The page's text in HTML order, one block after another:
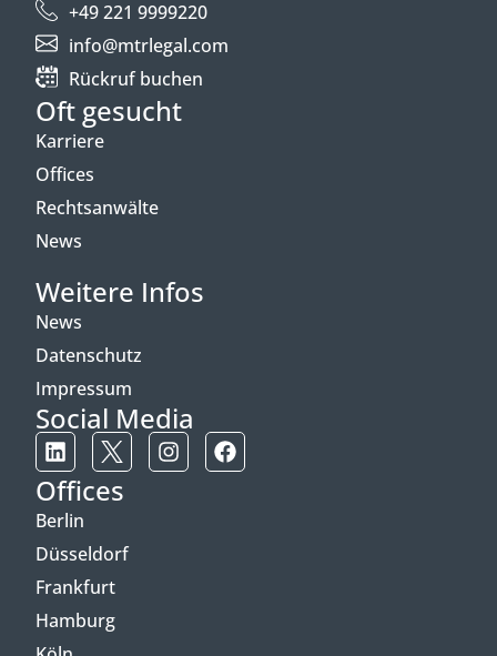
+49 221 9999220
info@mtrlegal.com
Rückruf buchen
Oft gesucht
Karriere
Offices
Rechtsanwälte
News
Weitere Infos
News
Datenschutz
Impressum
Social Media
Offices
Berlin
Düsseldorf
Frankfurt
Hamburg